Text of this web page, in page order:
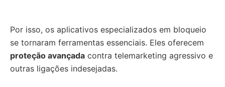
Por isso, os aplicativos especializados em bloqueio
se tornaram ferramentas essenciais. Eles oferecem
proteção avançada contra telemarketing agressivo e
outras ligações indesejadas.